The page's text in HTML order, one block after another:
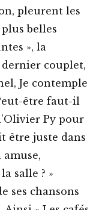
pleurent les
belles
», la
dernier couplet,
Je contemple
être faut-il
Py pour
être juste dans
amuse,
salle ? »
ses chansons